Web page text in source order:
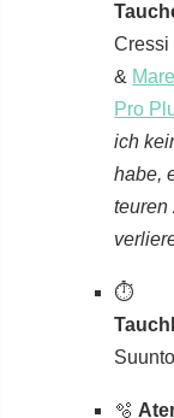
Cressi
&
Pro
ich
habe,
teuren
⏱
🫧